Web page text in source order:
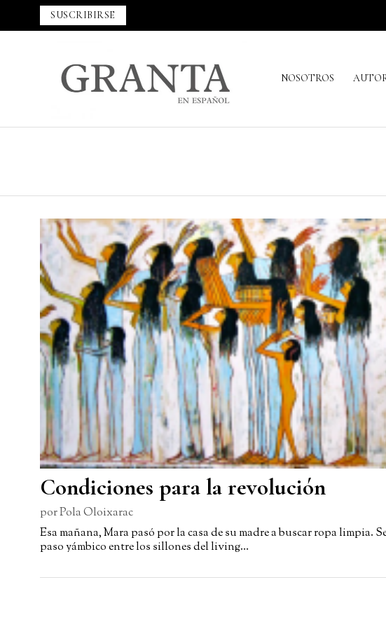
SUSCRIBIRSE
NOSOTROS
Condiciones para la revolución
porPola Oloixarac
Esa mañana, Mara pasó por la casa de su madre a buscar ropa limpia.
paso yámbico entre los sillones del living…